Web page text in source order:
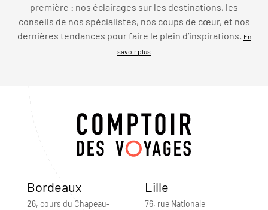
première : nos éclairages sur les destinations, les
conseils de nos spécialistes, nos coups de cœur, et nos
dernières tendances pour faire le plein d’inspirations.
En
savoir plus
Bordeaux
26, cours du Chapeau-
Lille
76, rue Nationale